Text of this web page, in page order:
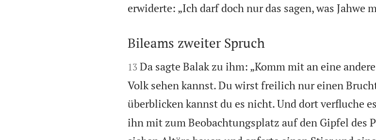
erwiderte: „Ich darf doch nur das sagen, was Jahwe

Bileams zweiter Spruch

13 Da sagte Balak zu ihm: „Komm mit an eine
Volk sehen kannst. Du wirst freilich nur einen
überblicken kannst du es nicht. Und dort verfluche
ihn mit zum Beobachtungsplatz auf den Gipfel des